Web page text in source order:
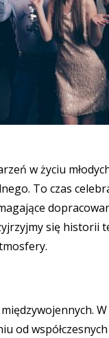
w życiu
To czas
się historii
od